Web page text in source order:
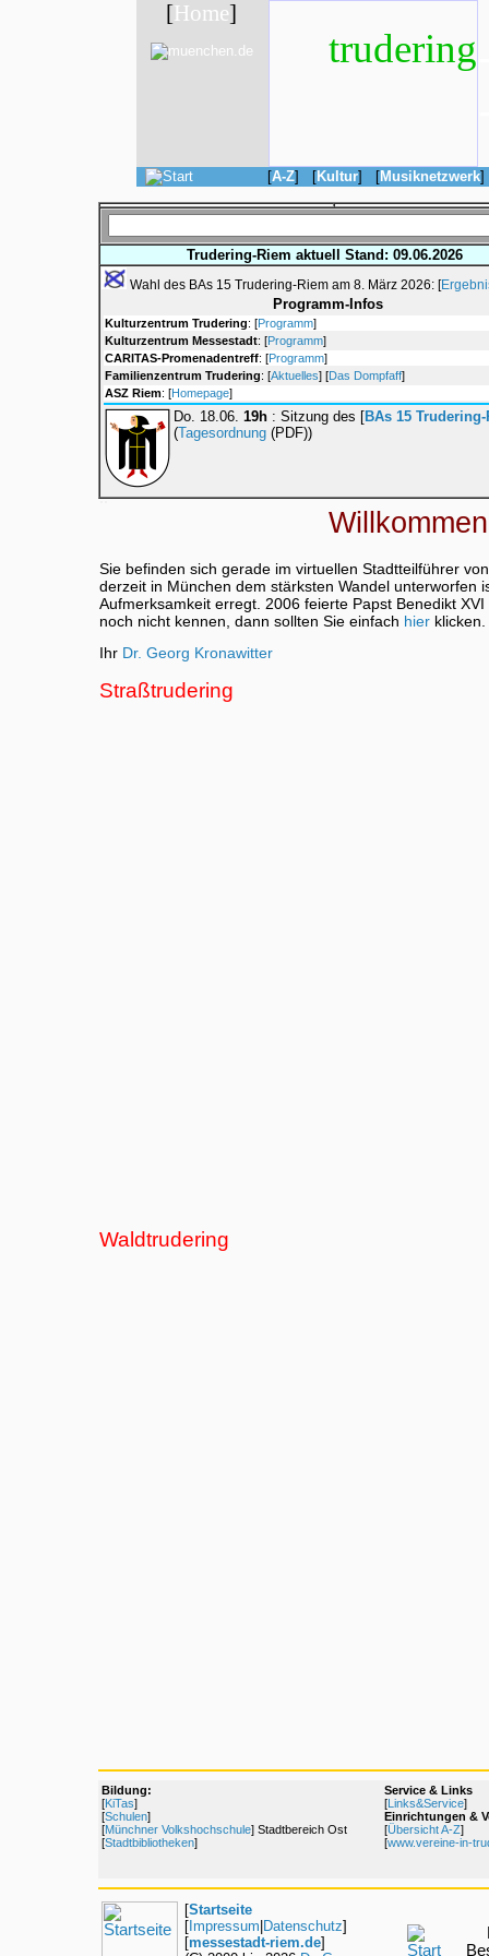
Trudering-Riem aktuell Stand: 09.06.2026
Wahl des BAs 15 Trudering-Riem am 8. März 2026: [
Programm-Infos
Kulturzentrum Trudering: [Programm]
Kulturzentrum Messestadt: [Programm]
CARITAS-Promenadentreff: [Programm]
Familienzentrum Trudering: [Aktuelles] [Das Dompfaff]
ASZ Riem: [Homepage]
Do. 18.06. 19h : Sitzung des [BAs 15
(Tagesordnung (PDF))
Sie befinden sich gerade im virtuellen Stadtteilführer
derzeit in München dem stärksten Wandel unterworfen
Aufmerksamkeit erregt. 2006 feierte Papst Benedikt
noch nicht kennen, dann sollten Sie einfach hier
Ihr Dr. Georg Kronawitter
Straßtrudering
Waldtrudering